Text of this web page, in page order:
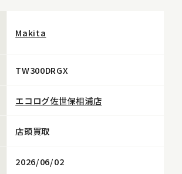
Makita
TW300DRGX
エコログ佐世保相浦店
店頭買取
2026/06/02